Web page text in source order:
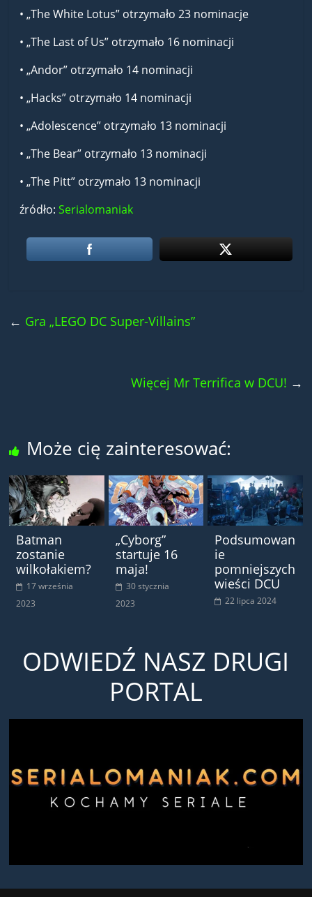
• „The White Lotus” otrzymało 23 nominacje
• „The Last of Us” otrzymało 16 nominacji
• „Andor” otrzymało 14 nominacji
• „Hacks” otrzymało 14 nominacji
• „Adolescence” otrzymało 13 nominacji
• „The Bear” otrzymało 13 nominacji
• „The Pitt” otrzymało 13 nominacji
źródło:Serialomaniak
← Gra „LEGO DC Super-Villains”
Więcej Mr Terrifica w DCU! →
Może cię zainteresować:
Batman
zostanie
wilkołakiem?
17 września
2023
„Cyborg”
startuje 16
maja!
30 stycznia
2023
Podsumowan
ie
pomniejszych
wieści DCU
22 lipca 2024
ODWIEDŹ NASZ DRUGI
PORTAL